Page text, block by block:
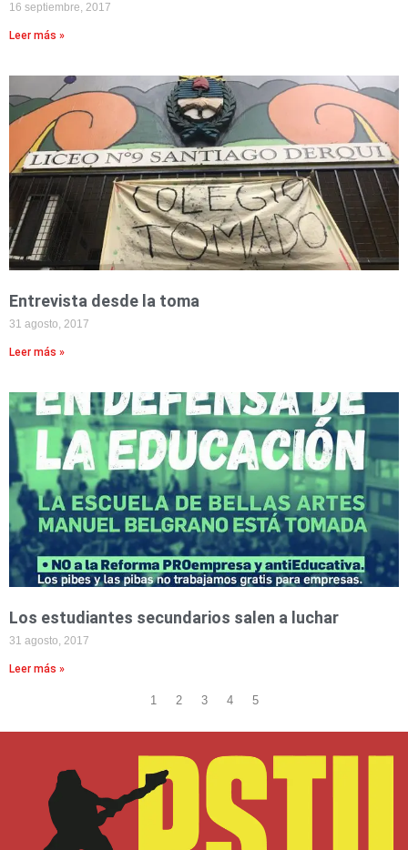
16 septiembre, 2017
Leer más »
Entrevista desde la toma
31 agosto, 2017
Leer más »
Los estudiantes secundarios salen a luchar
31 agosto, 2017
Leer más »
1 2 3 4 5